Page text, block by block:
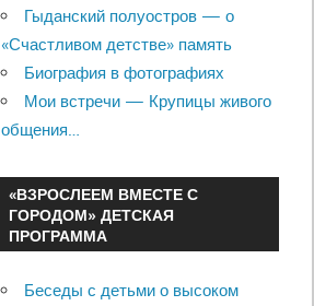
Гыданский полуостров — о
«Счастливом детстве» память
Биография в фотографиях
Мои встречи — Крупицы живого
общения…
«ВЗРОСЛЕЕМ ВМЕСТЕ С
ГОРОДОМ» ДЕТСКАЯ
ПРОГРАММА
Беседы с детьми о высоком